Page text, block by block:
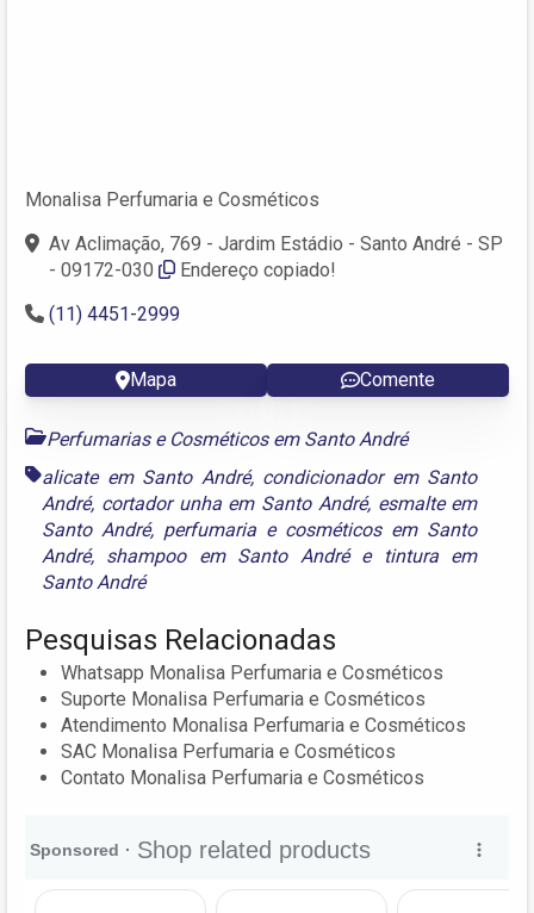
Monalisa Perfumaria e Cosméticos
Av Aclimação, 769 - Jardim Estádio - Santo André - SP
- 09172-030
Endereço copiado!
(11) 4451-2999
Mapa Comente
Perfumarias e Cosméticos em Santo André
alicate em Santo André, condicionador em Santo
André, cortador unha em Santo André, esmalte em
Santo André, perfumaria e cosméticos em Santo
André, shampoo em Santo Andrée tintura em
Santo André
Pesquisas Relacionadas
Whatsapp Monalisa Perfumaria e Cosméticos
Suporte Monalisa Perfumaria e Cosméticos
Atendimento Monalisa Perfumaria e Cosméticos
SAC Monalisa Perfumaria e Cosméticos
Contato Monalisa Perfumaria e Cosméticos